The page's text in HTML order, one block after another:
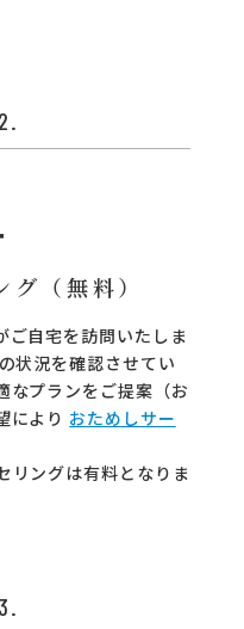
（無料）
ご自宅を訪問いたしま
状況を確認させてい
なプランをご提案（お
により おためしサー
リングは有料となりま